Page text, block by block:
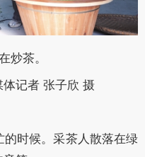
炒茶。
记者 张子欣 摄
时候。采茶人散落在绿